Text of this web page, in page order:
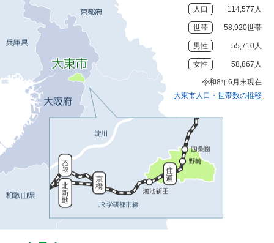
人口 114,577人
世帯 58,920世帯
男性 55,710人
女性 58,867人
令和8年6月末現在
大東市人口・世帯数の推移